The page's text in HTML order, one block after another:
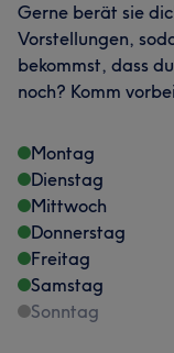
Gerne berät sie
Vorstellungen,
bekommst, dass
noch? Komm
Montag
Dienstag
Mittwoch
Donnerstag
Freitag
Samstag
Sonntag